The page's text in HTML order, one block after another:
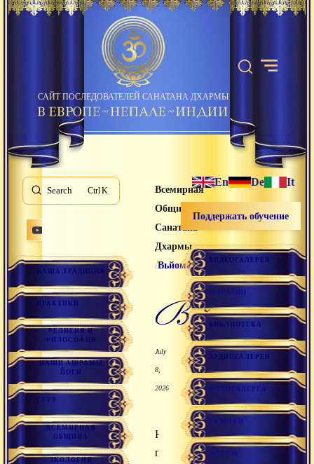
САЙТ ПОСЛЕДОВАТЕЛЕЙ САНАТАНА ДХАРМЫ
Search K
НАША ТРАДИЦИЯ
ПРАКТИКИ
РЕЛИГИЯ И
ФИЛОСОФИЯ
НАШИ АШРАМЫ
ЙОГИ
ГУРУ
ВСЕМИРНАЯ
ОБЩИНА
ЭКОЛОГИЯ
Всемирная
Община
Санатана
Дхармы
/Вьйома
вьйома
July
8,
2026
Небо,
пространство,
En De It
Поддержать обучение
ВИДЕОГАЛЕРЕЯ
МАГАЗИН
БИБЛИОТЕКА
АУДИОГАЛЕРЕЯ
ФОТОГАЛЕРЕЯ
ССЫЛКИ
ФОРУМ